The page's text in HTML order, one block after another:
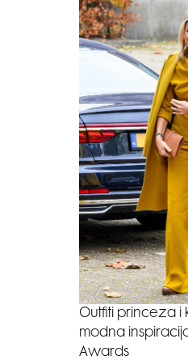
Outfiti princeza i
modna
Awards